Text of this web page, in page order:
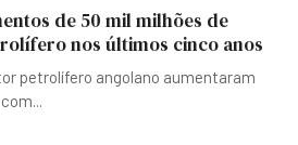
de 50 mil milhões de
nos últimos cinco anos
petrolífero angolano aumentaram
...